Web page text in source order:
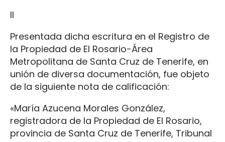
II
Presentada dicha escritura en el Registro de
la Propiedad de El Rosario-Área
Metropolitana de Santa Cruz de Tenerife, en
unión de diversa documentación, fue objeto
de la siguiente nota de calificación:
«María Azucena Morales González,
registradora de la Propiedad de El Rosario,
provincia de Santa Cruz de Tenerife, Tribunal